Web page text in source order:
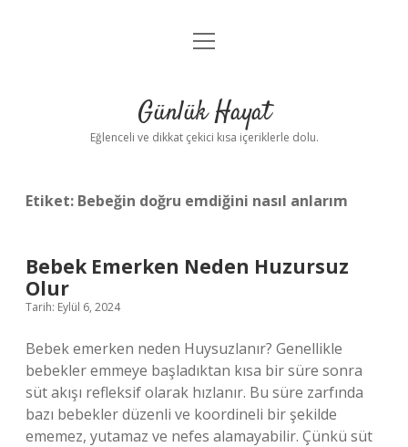
Anasayfa
Yasal Uyarı
menüyü
Günlük Hayat
Eğlenceli ve dikkat çekici kısa içeriklerle dolu.
Etiket: Bebeğin doğru emdiğini nasıl anlarım
Bebek Emerken Neden Huzursuz
Olur
Tarih: Eylül 6, 2024
Bebek emerken neden Huysuzlanır? Genellikle
bebekler emmeye başladıktan kısa bir süre sonra
süt akışı refleksif olarak hızlanır. Bu süre zarfında
bazı bebekler düzenli ve koordineli bir şekilde
ememez, yutamaz ve nefes alamayabilir. Çünkü süt